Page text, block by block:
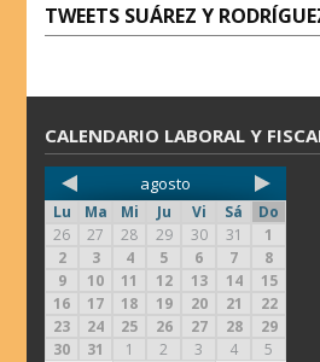
TWEETS SUÁREZ Y
CALENDARIO LABORAL Y
agosto
Lu Ma Mi Ju Vi Sá
Do
26
27 28 29 30 31
1
2
3 4 5 6 7
8
9
10 11 12 13 14
15
16
17 18 19 20 21
22
23
24 25 26 27 28
29
30
31 1 2 3 4 5